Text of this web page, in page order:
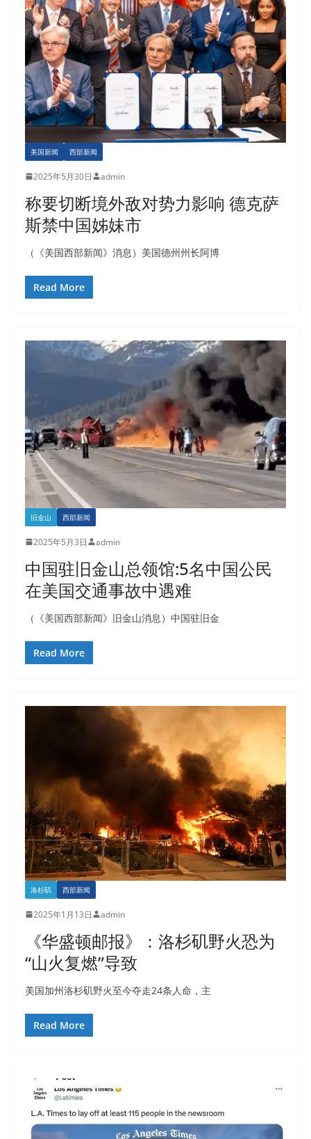
美国新闻 西部新闻
2025年5月30日 admin
称要切断境外敌对势力影响 德克萨
斯禁中国姊妹市
（《美国西部新闻》消息）美国德州州长阿博
Read More
旧金山 西部新闻
2025年5月3日 admin
中国驻旧金山总领馆:5名中国公民
在美国交通事故中遇难
（《美国西部新闻》旧金山消息）中国驻旧金
Read More
洛杉矶 西部新闻
2025年1月13日 admin
《华盛顿邮报》：洛杉矶野火恐为
“山火复燃”导致
美国加州洛杉矶野火至今夺走24条人命，主
Read More